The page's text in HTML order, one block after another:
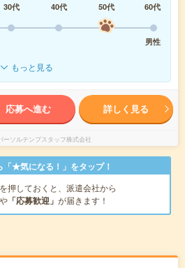
30代 40代 50代
60代
男性
もっと見る
応募へ進む 詳しく見る
ーソルテンプスタッフ株式会社
「★気になる！」をタップ！
押しておくと、派遣会社から
や 「応募歓迎」 が届きます！